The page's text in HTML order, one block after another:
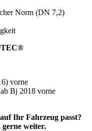
Norm (DN 7,2)
vorne
Bj 2018 vorne
Ihr Fahrzeug passt?
weiter.